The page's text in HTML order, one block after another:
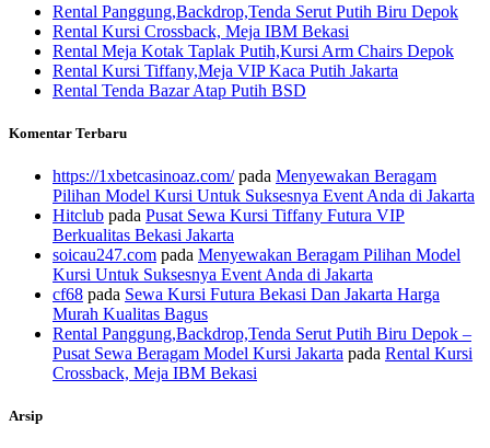
Rental Panggung,Backdrop,Tenda Serut Putih Biru Depok
Rental Kursi Crossback, Meja IBM Bekasi
Rental Meja Kotak Taplak Putih,Kursi Arm Chairs Depok
Rental Kursi Tiffany,Meja VIP Kaca Putih Jakarta
Rental Tenda Bazar Atap Putih BSD
Komentar Terbaru
https://1xbetcasinoaz.com/pada Menyewakan Beragam
Pilihan Model Kursi Untuk Suksesnya Event Anda di Jakarta
Hitclub pada Pusat Sewa Kursi Tiffany Futura VIP
Berkualitas Bekasi Jakarta
soicau247.com pada Menyewakan Beragam Pilihan Model
Kursi Untuk Suksesnya Event Anda di Jakarta
cf68 pada Sewa Kursi Futura Bekasi Dan Jakarta Harga
Murah Kualitas Bagus
Rental Panggung,Backdrop,Tenda Serut Putih Biru Depok –
Pusat Sewa Beragam Model Kursi Jakarta pada Rental Kursi
Crossback, Meja IBM Bekasi
Arsip